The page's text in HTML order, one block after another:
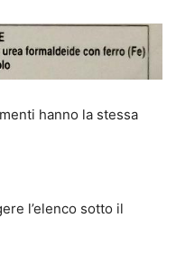
hanno la stessa
l’elenco sotto il